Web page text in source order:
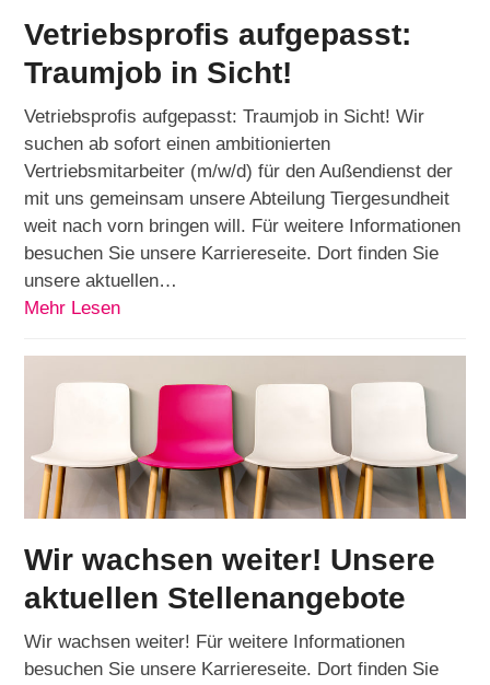
Vetriebsprofis aufgepasst:
Traumjob in Sicht!
Vetriebsprofis aufgepasst: Traumjob in Sicht! Wir
suchen ab sofort einen ambitionierten
Vertriebsmitarbeiter (m/w/d) für den Außendienst der
mit uns gemeinsam unsere Abteilung Tiergesundheit
weit nach vorn bringen will. Für weitere Informationen
besuchen Sie unsere Karriereseite. Dort finden Sie
unsere aktuellen…
Mehr Lesen
Wir wachsen weiter! Unsere
aktuellen Stellenangebote
Wir wachsen weiter! Für weitere Informationen
besuchen Sie unsere Karriereseite. Dort finden Sie